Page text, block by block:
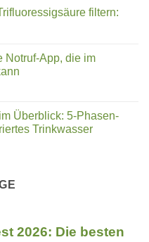
filtern:
Notruf-App, die im
Überblick: 5-Phasen-
Trinkwasser